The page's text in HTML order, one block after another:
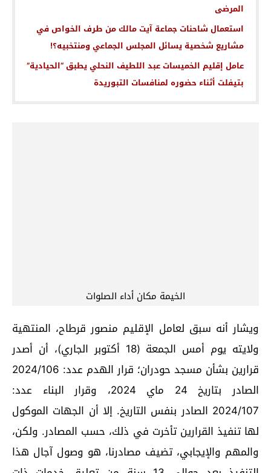
المرضى
استعمال شاحنات جماعة آيت مالك من طرف الخواص في
مشاريع شخصية يسائل المجلس الجماعي ومنتخبيه؟!
عامل إقليم الخميسات عبد اللطيف النحلي يطبق “الحيادية”
بتيفلت أثناء حضوره لمنافسات التبوريدة
الخيمة مكان أداء الصلوات
ويشار أنه سبق لعامل الإقليم منصور قرطاح، المنتهية
ولايته يوم أمس الجمعة (18 أكتوبر الجاري)، أن أصدر
قرارين بشأن مسجد حودران؛ قرار الهدم عدد: 2024/106
الصادر بتاريخ 24 ماي 2024، وقرار البناء عدد:
2024/107 الصادر بنفس التاريخ. إلا أن الجهات الموكول
لها تنفيذ القرارين تأخرت في ذلك، حسب المصادر. ولكن،
والمهم والإيجابي، تضيف مصادرنا، هو وصول آجال هذا